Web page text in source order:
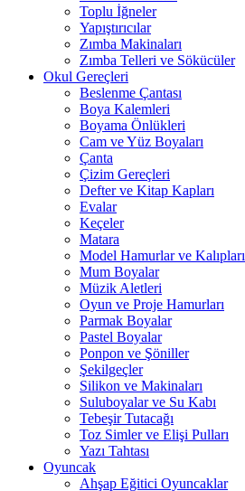
Toplu İğneler
Yapıştırıcılar
Zımba Makinaları
Zımba Telleri ve Sökücüler
Okul Gereçleri
Beslenme Çantası
Boya Kalemleri
Boyama Önlükleri
Cam ve Yüz Boyaları
Çanta
Çizim Gereçleri
Defter ve Kitap Kapları
Evalar
Keçeler
Matara
Model Hamurlar ve Kalıpları
Mum Boyalar
Müzik Aletleri
Oyun ve Proje Hamurları
Parmak Boyalar
Pastel Boyalar
Ponpon ve Şöniller
Şekilgeçler
Silikon ve Makinaları
Suluboyalar ve Su Kabı
Tebeşir Tutacağı
Toz Simler ve Elişi Pulları
Yazı Tahtası
Oyuncak
Ahşap Eğitici Oyuncaklar